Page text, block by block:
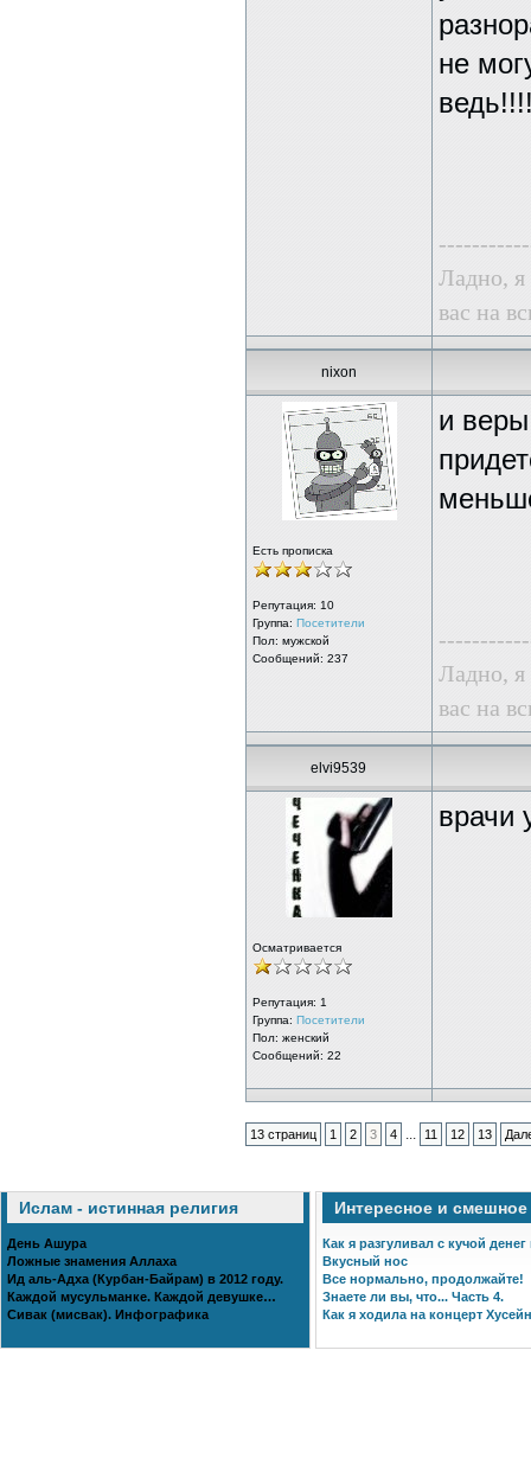
не
Ладно, я
вас на
nixon
Есть прописка
Репутация: 10
Группа: Посетители
Пол: мужской
Сообщений: 237
и
Ладно, я
вас на
elvi9539
Осматривается
Репутация: 1
Группа: Посетители
Пол: женский
Сообщений: 22
врачи
13 страниц 1 2 3 4 ... 11 12 13
Ислам - истинная религия
День Ашура
Ложные знамения Аллаха
Ид аль-Адха (Курбан-Байрам) в 2012 году.
Каждой мусульманке. Каждой девушке…
Сивак (мисвак). Инфографика
Интересное и смешное
Как я разгуливал с кучой
Вкусный нос
Все нормально, продолжайте!
Знаете ли вы, что... Часть 4.
Как я ходила на концерт